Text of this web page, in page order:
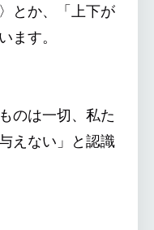
とか、「上下が
ます。
のは一切、私た
えない」と認識